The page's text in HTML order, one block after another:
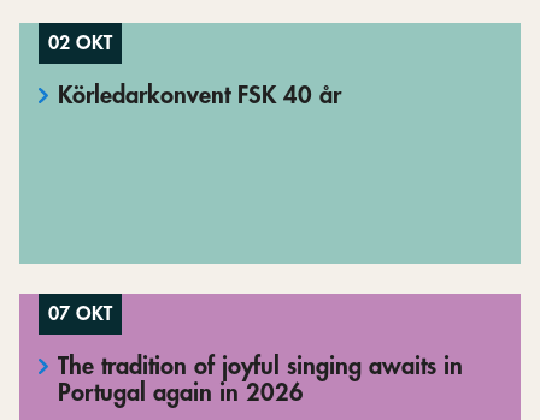
02 OKT
Körledarkonvent FSK 40 år
07 OKT
The tradition of joyful singing awaits in
Portugal again in 2026